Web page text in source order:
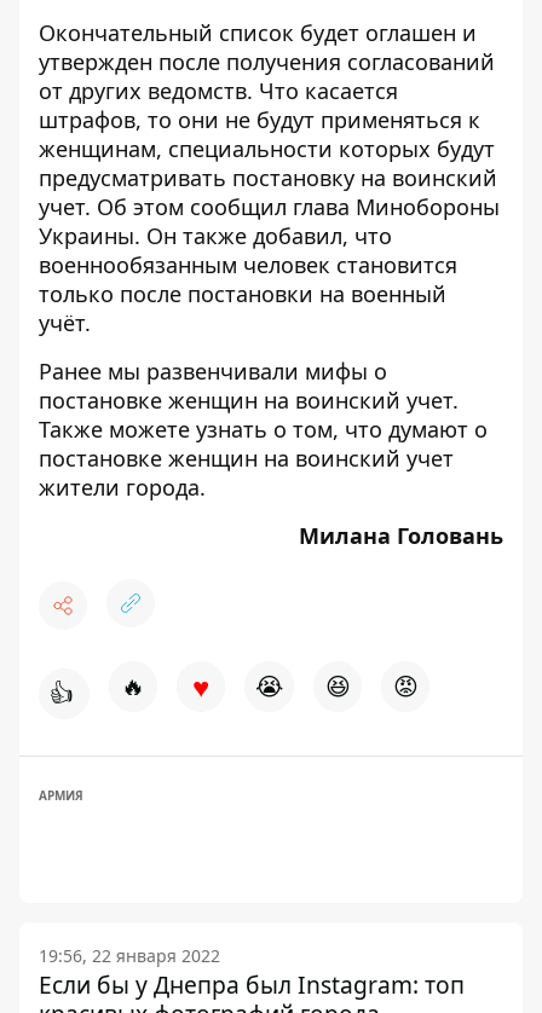
Окончательный список будет оглашен и
утвержден после получения согласований
от других ведомств. Что касается
штрафов, то они не будут применяться к
женщинам, специальности которых будут
предусматривать постановку на воинский
учет. Об этом сообщил глава Минобороны
Украины. Он также добавил, что
военнообязанным человек становится
только после постановки на военный
учёт.
Ранее мы развенчивали мифы о
постановке женщин на воинский учет.
Также можете узнать о том, что думают о
постановке женщин на воинский учет
жители города.
Милана Головань
👍 🔥 ♥ 😭 😆 😡
АРМИЯ
19:56, 22 января 2022
Если бы у Днепра был Instagram: топ